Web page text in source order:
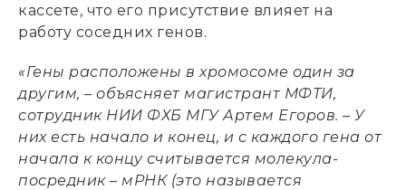
кассете, что его присутствие влияет на
работу соседних генов.
«Гены расположены в хромосоме один за
другим, – объясняет магистрант МФТИ,
сотрудник НИИ ФХБ МГУ Артем Егоров. – У
них есть начало и конец, и с каждого гена от
начала к концу считывается молекула-
посредник – мРНК (это называется